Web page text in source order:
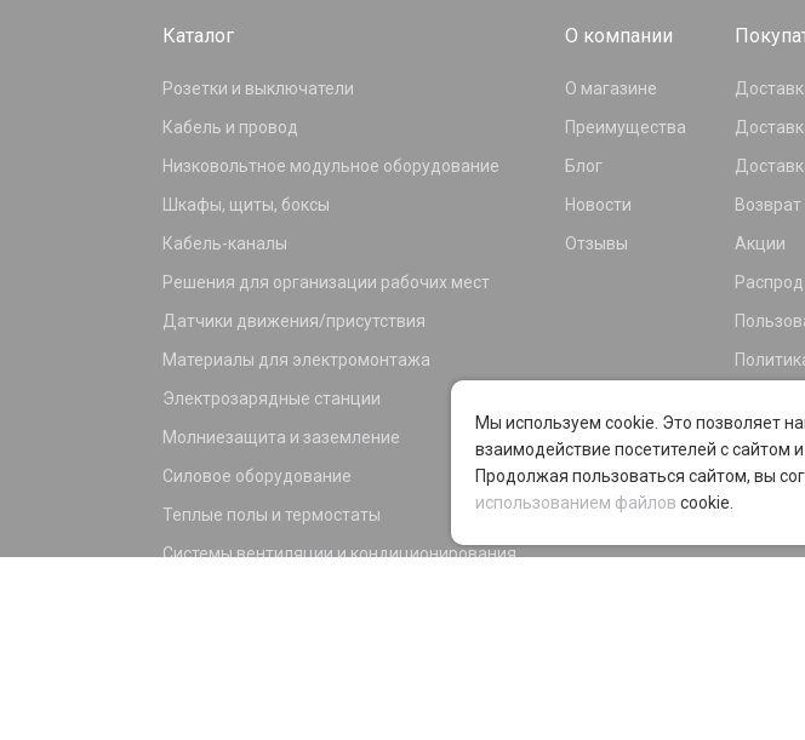
Каталог
Розетки и выключатели
Кабель и провод
Низковольтное модульное оборудование
Шкафы, щиты, боксы
Кабель-каналы
Решения для организации рабочих мест
Датчики движения/присутствия
Материалы для электромонтажа
Электрозарядные станции
Молниезащита и заземление
Силовое оборудование
Теплые полы и термостаты
Системы вентиляции и кондиционирования
О компании
О магазине
Преимущества
Блог
Новости
Отзывы
Акции
Мы используем cookie. Это позволяет
взаимодействие посетителей с сайтом
Продолжая пользоваться сайтом, вы
использованием файлов cookie.